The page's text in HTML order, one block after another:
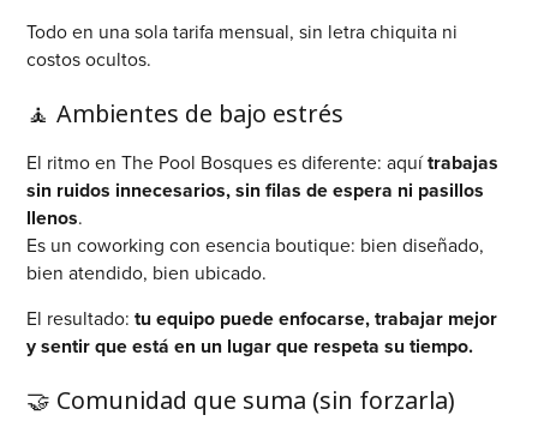
Todo en una sola tarifa mensual, sin letra chiquita ni
costos ocultos.
🧘 Ambientes de bajo estrés
El ritmo en The Pool Bosques es diferente: aquítrabajas
sin ruidos innecesarios, sin filas de espera ni pasillos
llenos.
Es un coworking con esencia boutique: bien diseñado,
bien atendido, bien ubicado.
El resultado:tu equipo puede enfocarse, trabajar mejor
y sentir que está en un lugar que respeta su tiempo.
🤝 Comunidad que suma (sin forzarla)